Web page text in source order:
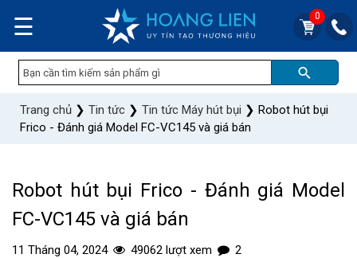
☰ 0
Trang chủ ❯ Tin tức ❯ Tin tức Máy hút bụi ❯ Robot hút bụi
Frico - Đánh giá Model FC-VC145 và giá bán
Robot hút bụi Frico - Đánh giá Model
FC-VC145 và giá bán
11 Tháng 04, 2024 49062 lượt xem 2